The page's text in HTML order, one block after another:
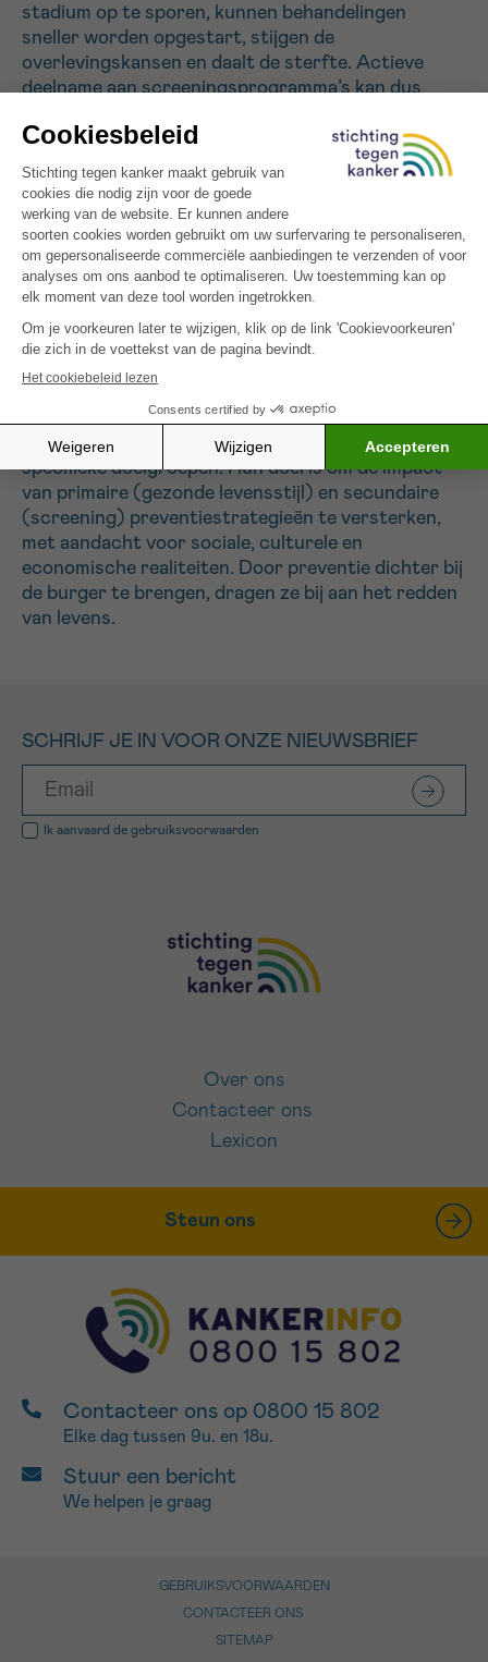
stadium op te sporen, kunnen behandelingen
sneller worden opgestart, stijgen de
overlevingskansen en daalt de sterfte. Actieve
deelname aan screeningsprogramma’s kan dus
OPERATIONELE PROJECTEN
De ondersteunde operationele projecten zijn
concrete initiatieven die gedragsverandering
stimuleren of de vroege opsporing van kanker
bevorderen. Ze vertalen wetenschappelijke
aanbevelingen naar toegankelijke en doeltreffende
acties op het terrein. Deze projecten kunnen
gemeenschapsinterventies, educatieve tools of
pilootprogramma’s omvatten, afgestemd op
specifieke doelgroepen. Hun doel is om de impact
van primaire (gezonde levensstijl) en secundaire
(screening) preventiestrategieën te versterken,
met aandacht voor sociale, culturele en
economische realiteiten. Door preventie dichter bij
de burger te brengen, dragen ze bij aan het redden
van levens.
SCHRIJF JE IN VOOR ONZE NIEUWSBRIEF
Ik aanvaard de gebruiksvoorwaarden
Over ons
Contacteer ons
Lexicon
Steun ons
Contacteer ons op 0800 15 802
Elke dag tussen 9u. en 18u.
Stuur een bericht
We helpen je graag
GEBRUIKSVOORWAARDEN
CONTACTEER ONS
SITEMAP